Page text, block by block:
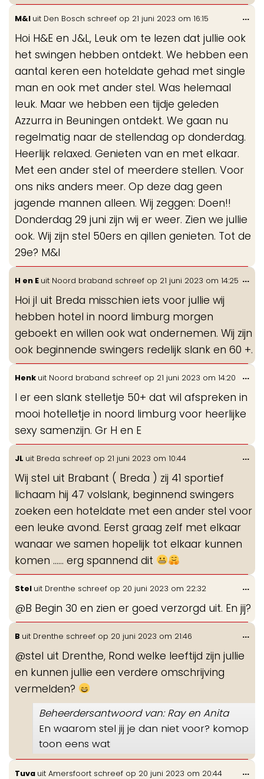
M&I uit Den Bosch schreef op 21 juni 2023 om 16:15
Hoi H&E en J&L, Leuk om te lezen dat jullie ook
het swingen hebben ontdekt. We hebben een
aantal keren een hoteldate gehad met single
man en ook met ander stel. Was helemaal
leuk. Maar we hebben een tijdje geleden
Azzurra in Beuningen ontdekt. We gaan nu
regelmatig naar de stellendag op donderdag.
Heerlijk relaxed. Genieten van en met elkaar.
Met een ander stel of meerdere stellen. Voor
ons niks anders meer. Op deze dag geen
jagende mannen alleen. Wij zeggen: Doen!!
Donderdag 29 juni zijn wij er weer. Zien we jullie
ook. Wij zijn stel 50ers en qillen genieten. Tot de
29e? M&I
...
H en E uit Noord braband schreef op 21 juni 2023 om 14:25
Hoi jl uit Breda misschien iets voor jullie wij
hebben hotel in noord limburg morgen
geboekt en willen ook wat ondernemen. Wij zijn
ook beginnende swingers redelijk slank en 60 +.
...
Henk uit Noord braband schreef op 21 juni 2023 om 14:20
I er een slank stelletje 50+ dat wil afspreken in
mooi hotelletje in noord limburg voor heerlijke
sexy samenzijn. Gr H en E
...
JL uit Breda schreef op 21 juni 2023 om 10:44
Wij stel uit Brabant ( Breda ) zij 41 sportief
lichaam hij 47 volslank, beginnend swingers
zoeken een hoteldate met een ander stel voor
een leuke avond. Eerst graag zelf met elkaar
wanaar we samen hopelijk tot elkaar kunnen
komen …… erg spannend dit
...
Stel uit Drenthe schreef op 20 juni 2023 om 22:32
@B Begin 30 en zien er goed verzorgd uit. En jij?
...
B uit Drenthe schreef op 20 juni 2023 om 21:46
@stel uit Drenthe, Rond welke leeftijd zijn jullie
en kunnen jullie een verdere omschrijving
vermelden?
Beheerdersantwoord van: Ray en Anita
En waarom stel jij je dan niet voor? komop
toon eens wat
...
Tuva uit Amersfoort schreef op 20 juni 2023 om 20:44 ...